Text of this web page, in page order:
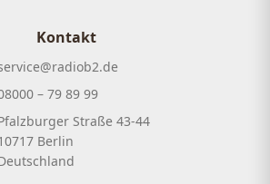
Kontakt
– 79 89 99
Straße 43-44
Berlin